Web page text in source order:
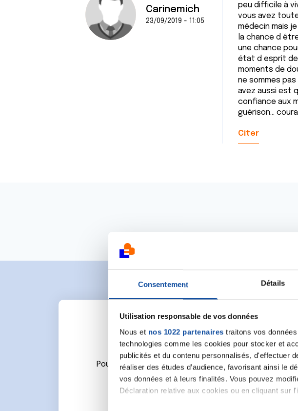
Consentement Détails
Utilisation responsable de vos données
Nous et nos 1022 partenaires traitons vos
technologies comme les cookies pour stocker et
publicités et du contenu personnalisés, d'effectuer
réaliser des études d’audience, favorisant ainsi le
vos données et à leurs finalités. Vous pouvez
Déclaration relative aux cookies ou en cliquant sur
Carinemich
23/09/2019 - 11:05
peu difficile à
vous avez
médecin mais
la chance d
une chance
état d esprit de
moments de
ne sommes
avez aussi est
confiance aux
guérison...
Citer
Ecrire
Pour écrire un commentaire ou lancer une nouvelle
Se connecter